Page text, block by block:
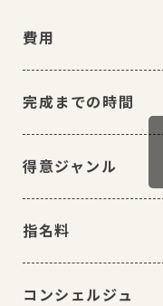
費用
完成までの時間
得意ジャンル
指名料
コンシェルジュ